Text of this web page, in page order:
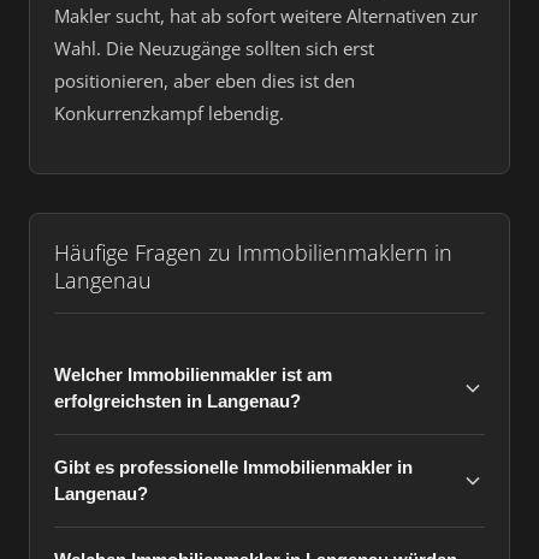
Makler sucht, hat ab sofort weitere Alternativen zur
Wahl. Die Neuzugänge sollten sich erst
positionieren, aber eben dies ist den
Konkurrenzkampf lebendig.
Häufige Fragen zu Immobilienmaklern in
Langenau
Welcher Immobilienmakler ist am
erfolgreichsten in Langenau?
Gibt es professionelle Immobilienmakler in
Langenau?